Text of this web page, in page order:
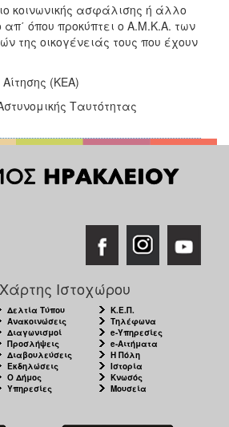
ασφάλισης ή άλλο
όπου προκύπτει ο Α.Μ.Κ.Α. των
της οικογένειάς τους που έχουν
(ΚΕΑ)
Ταυτότητας
Χάρτης Ιστοχώρου
Δελτία Τύπου
Ανακοινώσεις
Διαγωνισμοί
Προσλήψεις
Διαβουλεύσεις
Εκδηλώσεις
Ο Δήμος
Υπηρεσίες
Κ.Ε.Π.
Τηλέφωνα
e-Υπηρεσίες
e-Αιτήματα
Η Πόλη
Ιστορία
Κνωσός
Μουσεία